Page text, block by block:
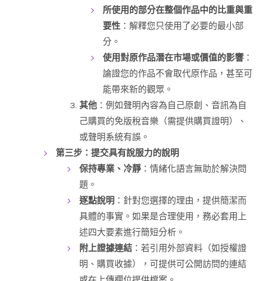
所使用的部分在整個作品中的比重與重
要性 ：解釋您只使用了必要的最小部
分。
使用對原作品潛在市場或價值的影響 ：
論證您的作品不會取代原作品，甚至可
能帶來新的觀眾。
其他 ：例如聲明內容為自己原創、音訊為自
己購買的免版稅音樂（需提供購買證明）、
或聲明系統有誤。
第三步：提交具有說服力的說明
保持專業、冷靜 ：情緒化語言無助於解決問
題。
逐點說明 ：針對您選擇的理由，提供簡潔而
具體的事實。如果是合理使用，務必套用上
述四大要素進行簡短分析。
附上證據連結 ：若引用外部資料（如授權證
明、購買收據），可提供可公開訪問的連結